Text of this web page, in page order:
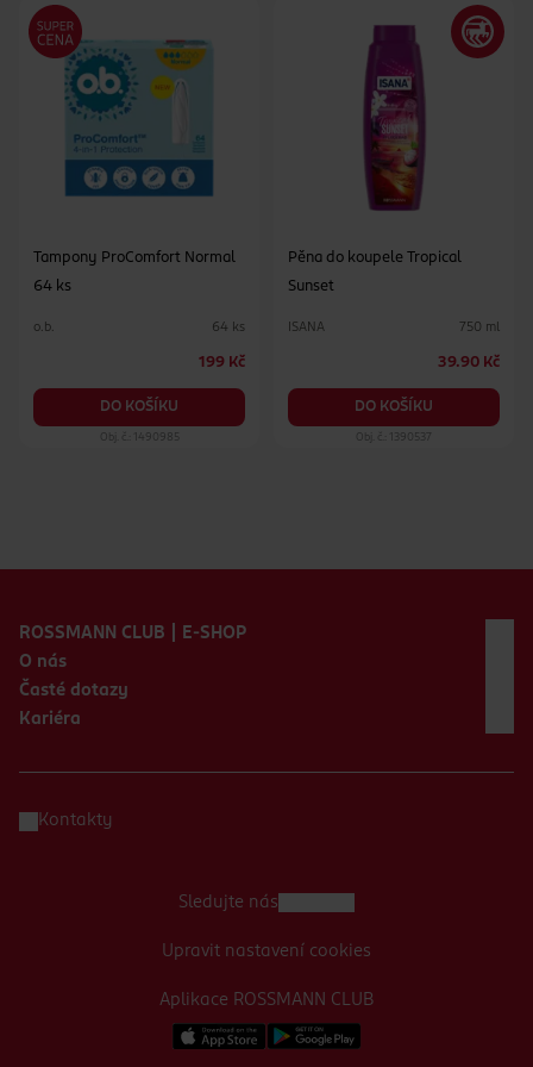
Schválili dermatologové z organizace Skin Health Alliance
Vnější obal je vyroben z 50 % z recyklovaného plastu
Tampony ProComfort Normal
64 ks
o.b. 64 ks
199 Kč
DO KOŠÍKU
Obj. č.: 1490985
Pěna do koupele Tropical
Sunset
ISANA 750 ml
39.90 Kč
DO KOŠÍKU
Obj. č.: 1390537
ROSSMANN CLUB | E-SHOP
O nás
Časté dotazy
Kariéra
Kontakty
Aplikace ROSSMANN CLUB
Sledujte nás
Upravit nastavení cookies